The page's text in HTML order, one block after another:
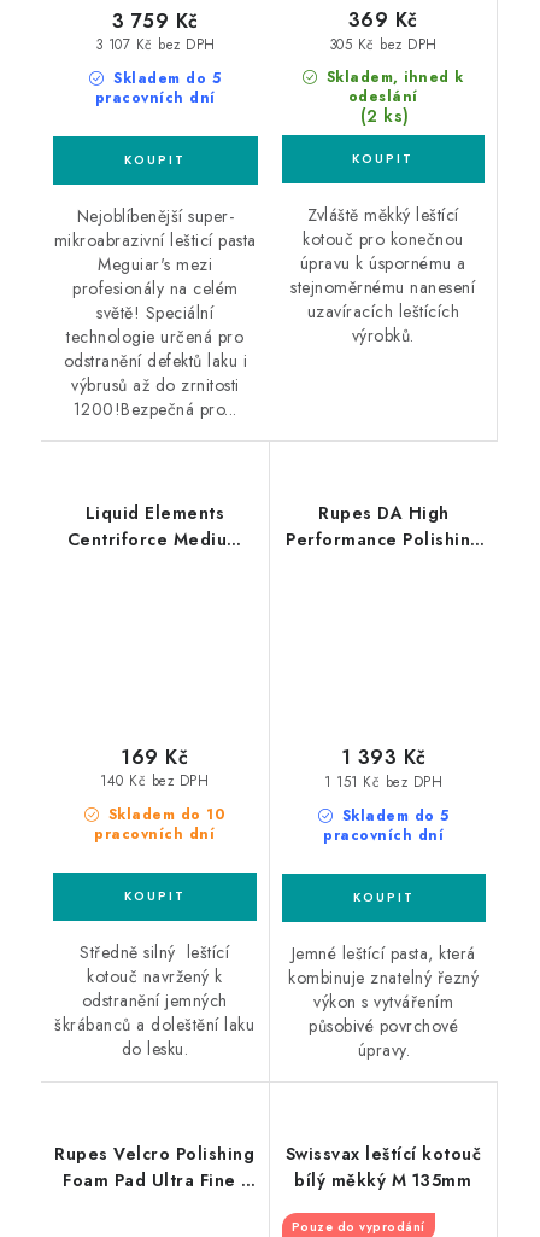
Skladem do 5
pracovních dní
3 107 Kč bez DPH
3 759 Kč
Nejoblíbenější super-
mikroabrazivní lešticí pasta
Meguiar's mezi
profesionály na celém
světě! Speciální
technologie určená pro
odstranění defektů laku i
výbrusů až do zrnitosti
1200!Bezpečná pro...
Skladem, ihned k
odeslání
(2 ks)
305 Kč bez DPH
369 Kč
Zvláště měkký leštící
kotouč pro konečnou
úpravu k úspornému a
stejnoměrnému nanesení
uzavíracích leštících
výrobků.
Liquid Elements
Centriforce Medium
Skladem do 10
pracovních dní
140 Kč bez DPH
169 Kč
Středně silný leštící
kotouč navržený k
odstranění jemných
škrábanců a doleštění laku
do lesku.
Rupes DA High
Performance Polishing
Skladem do 5
pracovních dní
1 151 Kč bez DPH
1 393 Kč
Jemné leštící pasta, která
kombinuje znatelný řezný
výkon s vytvářením
působivé povrchové
úpravy.
Rupes Velcro Polishing
Foam Pad Ultra Fine -
Swissvax leštící kotouč
bílý měkký M 135mm
Pouze do vyprodání